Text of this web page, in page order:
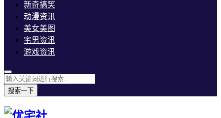
新奇搞笑
动漫资讯
美女美图
宅男资讯
游戏资讯
搜索一下